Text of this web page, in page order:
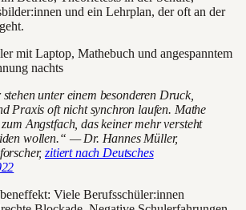
und ein Lehrplan, der oft an der
stehen unter einem besonderen Druck,
Praxis oft nicht synchron laufen. Mathe
Angstfach, das keiner mehr versteht
wollen.“ — Dr. Hannes Müller,
zitiert nach Deutsches
Viele Berufsschüler:innen